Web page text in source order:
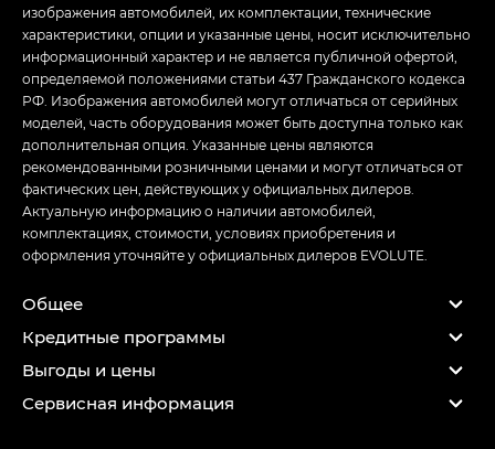
изображения автомобилей, их комплектации, технические
характеристики, опции и указанные цены, носит исключительно
информационный характер и не является публичной офертой,
определяемой положениями статьи 437 Гражданского кодекса
РФ. Изображения автомобилей могут отличаться от серийных
моделей, часть оборудования может быть доступна только как
дополнительная опция. Указанные цены являются
рекомендованными розничными ценами и могут отличаться от
фактических цен, действующих у официальных дилеров.
Актуальную информацию о наличии автомобилей,
комплектациях, стоимости, условиях приобретения и
оформления уточняйте у официальных дилеров EVOLUTE.
Общее
Кредитные программы
Выгоды и цены
Сервисная информация